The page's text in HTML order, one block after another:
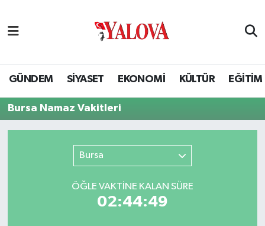
GÜNDEM SİYASET EKONOMİ KÜLTÜR EĞİTİM
Bursa Namaz Vakitleri
Bursa
ÖĞLE VAKTİNE KALAN SÜRE
02:44:49
SİYASET
EKONOMİ
BİLİM VE TEKNOLOJİ
Yalova Nöbetçi Eczaneler
Yalova Hava Durumu
Yalova Namaz Vakitleri
Puan Durumu ve Fikstür
Tüm Manşetler